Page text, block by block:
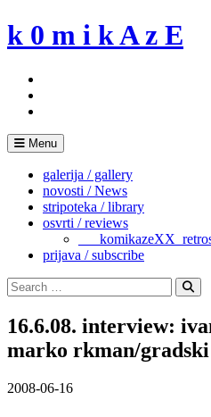
Skip
to
k 0 m i k A z E
Menu
galerija / gallery
novosti / News
stripoteka / library
osvrti / reviews
prijava / subscribe
Search
for:
16.6.08. interview:
marko rkman/
2008-06-16